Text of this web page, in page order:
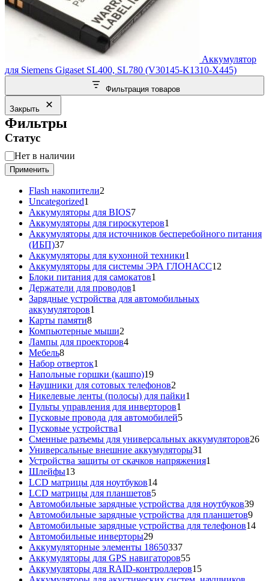
Аккумулятор
для Siemens Gigaset SL400, SL780 (V30145-K1310-X445)
Фильтрация товаров
Закрыть
Фильтры
Статус
Статус
Нет в наличии
Применить
Flash накопители2
Uncategorized1
товар
Аккумуляторы для BIOS77
товаров
Аккумуляторы для гироскутеров1
товар
Аккумуляторы для источников бесперебойного питания
(ИБП)3737
товаров
Аккумуляторы для кухонной техники1
товар
Аккумуляторы для системы ЭРА ГЛОНАСС12
Блоки питания для самокатов1
Держатели для проводов1
товар
Зарядные устройства для автомобильных
аккумуляторов1
Карты памяти88
товаров
Компьютерные мыши2
товара
Лампы для проекторов44
Мебель88
товаров
Набор отверток1
товар
Напольные горшки (кашпо)1919
товаров
Наушники для сотовых телефонов2
товара
Никелевые ленты (полосы) для пайки1
Пульты управления для инверторов1
товар
Пусковые провода для автомобилей55
Пусковые устройства1
товар
Сменные разъемы для универсальных аккумуляторов2626
Универсальные внешние аккумуляторы31
товар
Устройства защиты от скачков напряжения1
Шлейфы1313
товаров
LCD матрицы для ноутбуков1414
LCD матрицы для планшетов55
товаров
Автомобильные зарядные устройства для ноутбуков3939
Автомобильные зарядные устройства для планшетов99
Автомобильные зарядные устройства для телефонов1414
Автомобильные инверторы2929
товаров
Аккумуляторные элементы 18650337337
товаров
Аккумуляторы для GPS навигаторов5555
товаров
Аккумуляторы для RAID-контроллеров1515